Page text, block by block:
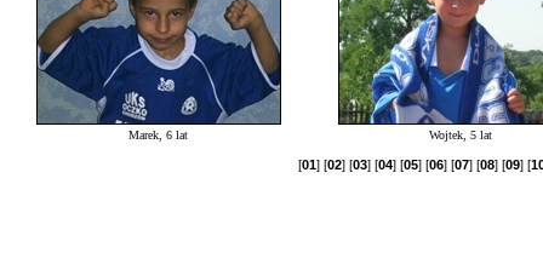
Marek, 6 lat Wojtek, 5 lat
[01] [02] [03] [04] [05] [06] [07] [08] [09] [